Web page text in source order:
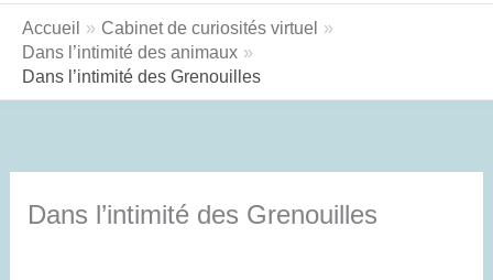
Accueil
Cabinet de curiosités virtuel
Dans l’intimité des animaux
Dans l’intimité des Grenouilles
Dans l’intimité des Grenouilles